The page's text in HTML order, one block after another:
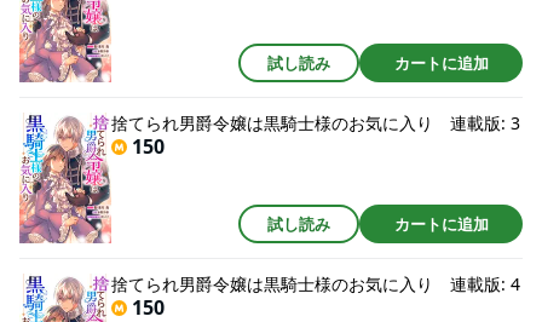
試し読み カートに追加
捨てられ男爵令嬢は黒騎士様のお気に入り 連載版: 3
150
試し読み カートに追加
捨てられ男爵令嬢は黒騎士様のお気に入り 連載版: 4
150